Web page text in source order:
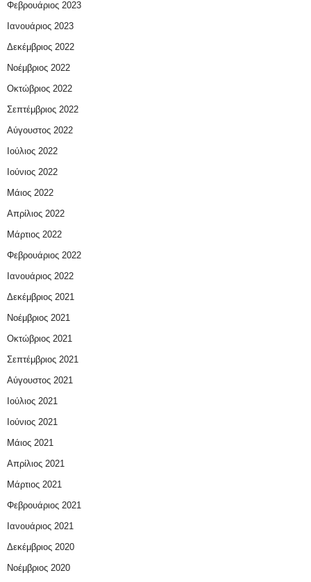
Φεβρουάριος 2023
Ιανουάριος 2023
Δεκέμβριος 2022
Νοέμβριος 2022
Οκτώβριος 2022
Σεπτέμβριος 2022
Αύγουστος 2022
Ιούλιος 2022
Ιούνιος 2022
Μάιος 2022
Απρίλιος 2022
Μάρτιος 2022
Φεβρουάριος 2022
Ιανουάριος 2022
Δεκέμβριος 2021
Νοέμβριος 2021
Οκτώβριος 2021
Σεπτέμβριος 2021
Αύγουστος 2021
Ιούλιος 2021
Ιούνιος 2021
Μάιος 2021
Απρίλιος 2021
Μάρτιος 2021
Φεβρουάριος 2021
Ιανουάριος 2021
Δεκέμβριος 2020
Νοέμβριος 2020